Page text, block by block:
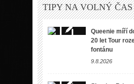
TIPY NA VOLNÝ ČAS
Queenie míří
20 let Tour
fontánu
9.8.2026